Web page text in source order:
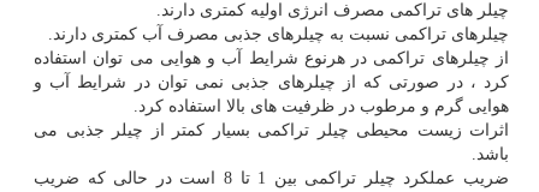
چیلر های تراکمی مصرف انرژی اولیه کمتری دارند.
چیلرهای تراکمی نسبت به چیلرهای جذبی مصرف آب کمتری دارند.
از چیلرهای تراکمی در هرنوع شرایط آب و هوایی می توان استفاده
کرد ، در صورتی که از چیلرهای جذبی نمی توان در شرایط آب و
هوایی گرم و مرطوب در ظرفیت های بالا استفاده کرد.
اثرات زیست محیطی چیلر تراکمی بسیار کمتر از چیلر جذبی می
باشد.
ضریب عملکرد چیلر تراکمی بین 1 تا 8 است در حالی که ضریب